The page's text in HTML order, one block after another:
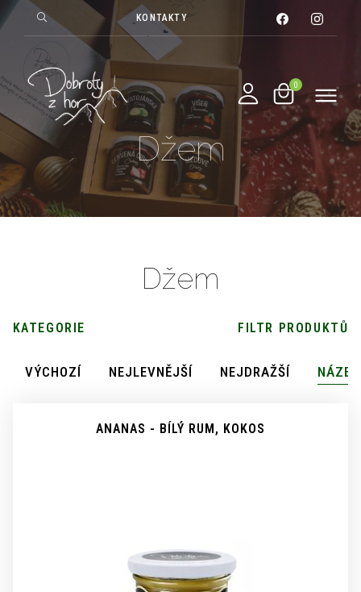
KONTAKTY
Džem
Džem
KATEGORIE FILTR PRODUKTŮ
VÝCHOZÍ NEJLEVNĚJŠÍ NEJDRAŽŠÍ
ANANAS - BÍLÝ RUM, KOKOS